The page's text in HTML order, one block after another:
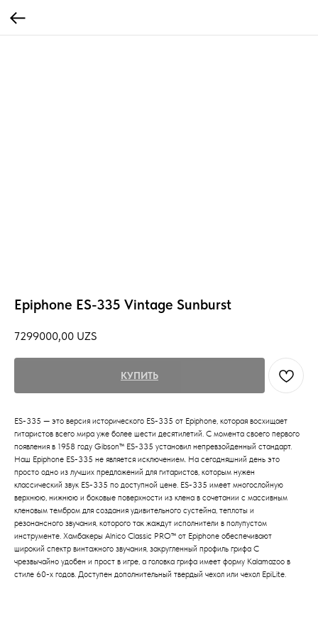
Epiphone ES-335 Vintage Sunburst
7299000,00 UZS
КУПИТЬ
ES-335 — это версия исторического ES-335 от Epiphone, которая восхищает
гитаристов всего мира уже более шести десятилетий. С момента своего первого
появления в 1958 году Gibson™ ES-335 установил непревзойденный стандарт.
Наш Epiphone ES-335 не является исключением. На сегодняшний день это
просто одно из лучших предложений для гитаристов, которым нужен
классический звук ES-335 по доступной цене. ES-335 имеет многослойную
верхнюю, нижнюю и боковые поверхности из клена в сочетании с массивным
кленовым тембром для создания удивительного сустейна, теплоты и
резонансного звучания, которого так жаждут исполнители в полупустом
инструменте. Хамбакеры Alnico Classic PRO™ от Epiphone обеспечивают
широкий спектр винтажного звучания, закругленный профиль грифа C
чрезвычайно удобен и прост в игре, а головка грифа имеет форму Kalamazoo в
стиле 60-х годов. Доступен дополнительный твердый чехол или чехол EpiLite.